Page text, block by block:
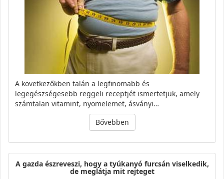
A következőkben talán a legfinomabb és
legegészségesebb reggeli receptjét ismertetjük, amely
számtalan vitamint, nyomelemet, ásványi…
Bővebben
A gazda észreveszi, hogy a tyúkanyó furcsán viselkedik,
de meglátja mit rejteget